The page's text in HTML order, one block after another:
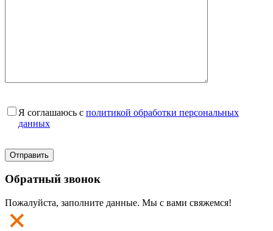
Я соглашаюсь с политикой обработки персональных
данных
Обратный звонок
Пожалуйста, заполните данные. Мы с вами свяжемся!